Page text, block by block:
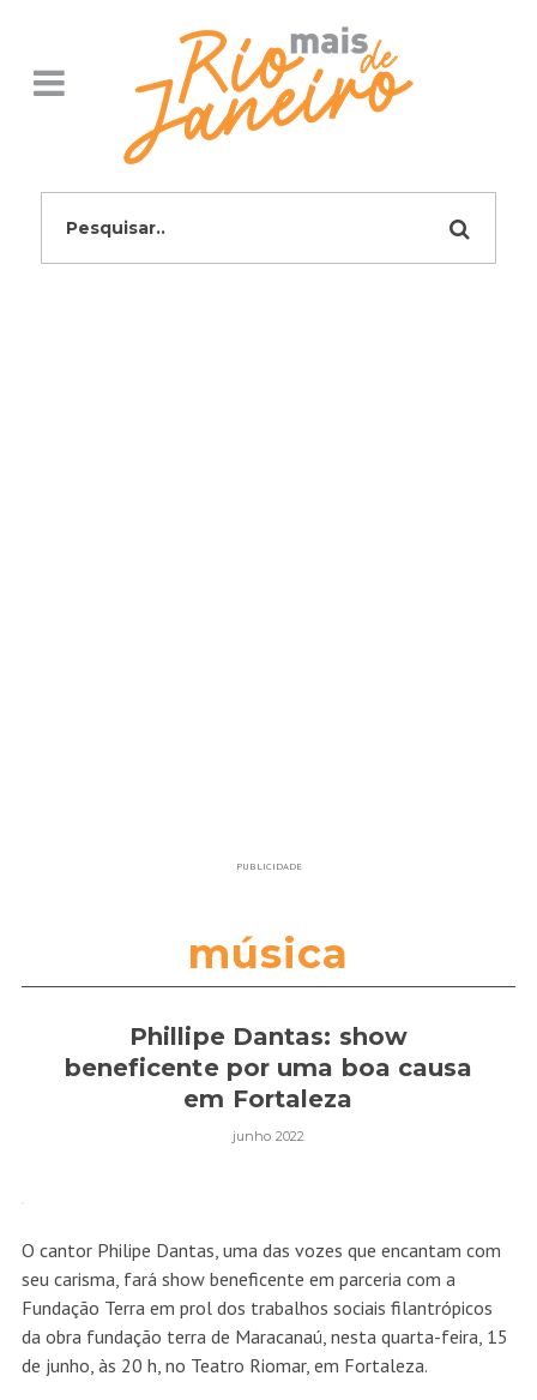
PUBLICIDADE
música
Phillipe Dantas: show
beneficente por uma boa causa
em Fortaleza
junho 2022
O cantor Philipe Dantas, uma das vozes que encantam com
seu carisma, fará show beneficente em parceria com a
Fundação Terra em prol dos trabalhos sociais filantrópicos
da obra fundação terra de Maracanaú, nesta quarta-feira, 15
de junho, às 20 h, no Teatro Riomar, em Fortaleza.